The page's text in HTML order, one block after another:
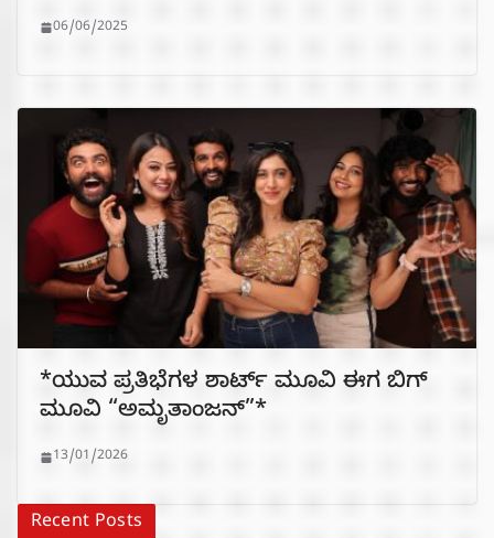
06/06/2025
*ಯುವ ಪ್ರತಿಭೆಗಳ ಶಾರ್ಟ್ ಮೂವಿ ಈಗ ಬಿಗ್
ಮೂವಿ “ಅಮೃತಾಂಜನ್”*
13/01/2026
Recent Posts